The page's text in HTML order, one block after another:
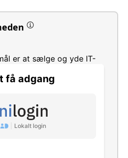
få adgang
Lokalt login
er at sælge og yde IT-